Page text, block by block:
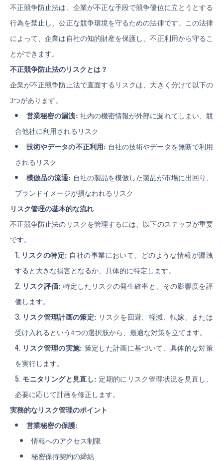
不正競争防止法は、企業が不正な手段で競争優位に立とうとする
行為を禁止し、公正な競争環境を守るための法律です。この法律
によって、企業は自社の知的財産を保護し、不正利用から守るこ
とができます。
不正競争防止法のリスクとは？
企業が不正競争防止法で直面するリスクは、大きく分けて以下の
3つがあります。
営業秘密の漏洩: 社内の機密情報が外部に漏れてしまい、競
合他社に利用されるリスク
技術やデータの不正利用: 自社の技術やデータを無断で利用
されるリスク
模倣品の流通: 自社の製品を模倣した製品が市場に出回り、
ブランドイメージが損なわれるリスク
リスク管理の基本的な流れ
不正競争防止法のリスクを管理するには、以下のステップが重要
です。
リスクの特定: 自社の事業において、どのような情報が漏洩
すると大きな損害となるか、具体的に特定します。
リスク評価: 特定したリスクの発生確率と、その影響度を評
価します。
リスク管理計画の策定: リスクを回避、軽減、転嫁、または
受け入れるという4つの選択肢から、最適な対策を立てます。
リスク管理の実施: 策定した計画に基づいて、具体的な対策
を実行します。
モニタリングと見直し: 定期的にリスク管理状況を見直し、
必要に応じて計画を修正します。
実務的なリスク管理のポイント
営業秘密の保護:
情報へのアクセス制限
秘密保持契約の締結